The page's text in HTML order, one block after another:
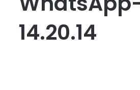
14.20.14